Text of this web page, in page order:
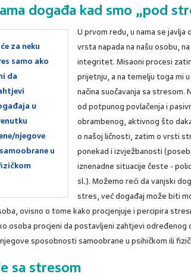
događa kad smo „pod
za neku
samo ako
da
u
njegove
u
U prvom redu, u nama se
vrsta napada na našu osobu,
integritet. Misaoni procesi
prijetnju, a na temelju toga mi
načina suočavanja sa stresom.
od potpunog povlačenja i
obrambenog, aktivnog što
o našoj ličnosti, zatim o vrsti
ponekad i izvježbanosti
iznenadne situacije česte -
sl.). Možemo reći da vanjski
stres, već događaj može biti
ovisno o tome kako procjenjuje i percipira
osoba procjeni da postavljeni zahtjevi određenog
sposobnosti samoobrane u psihičkom ili
sa stresom